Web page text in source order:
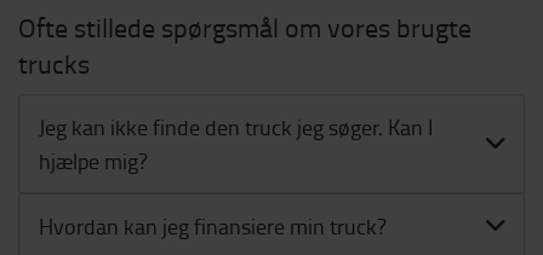
Ofte stillede spørgsmål om vores brugte
trucks
Jeg kan ikke finde den truck jeg søger. Kan I
hjælpe mig?
Hvordan kan jeg finansiere min truck?